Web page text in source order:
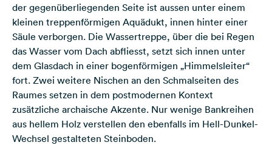
der gegenüberliegenden Seite ist aussen unter einem
kleinen treppenförmigen Aquädukt, innen hinter einer
Säule verborgen. Die Wassertreppe, über die bei Regen
das Wasser vom Dach abfliesst, setzt sich innen unter
dem Glasdach in einer bogenförmigen „Himmelsleiter“
fort. Zwei weitere Nischen an den Schmalseiten des
Raumes setzen in dem postmodernen Kontext
zusätzliche archaische Akzente. Nur wenige Bankreihen
aus hellem Holz verstellen den ebenfalls im Hell-Dunkel-
Wechsel gestalteten Steinboden.